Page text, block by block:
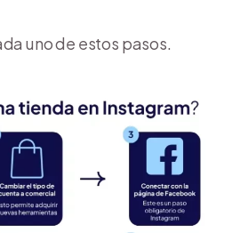
uno de estos pasos.